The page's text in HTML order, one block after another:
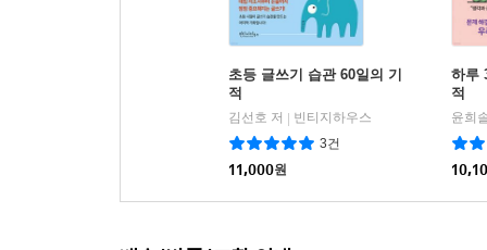
초등 글쓰기 습관 60일의 기
적
김선호 저
빈티지하우스
3건
11,000원
하루
적
윤희